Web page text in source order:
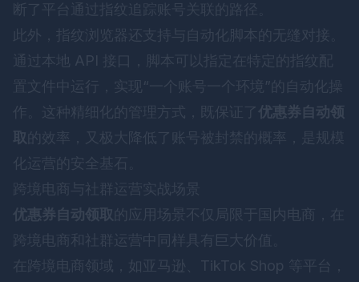
断了平台通过指纹追踪账号关联的路径。
此外，指纹浏览器还支持与自动化脚本的无缝对接。
通过本地 API 接口，脚本可以指定在特定的指纹配
置文件中运行，实现“一个账号一个环境”的自动化操
作。这种精细化的管理方式，既保证了优惠券自动领
取 的效率，又极大降低了账号被封禁的概率，是规模
化运营的安全基石。
跨境电商与社群运营实战场景
优惠券自动领取 的应用场景不仅局限于国内电商，在
跨境电商和社群运营中同样具有巨大价值。
在跨境电商领域，如亚马逊、TikTok Shop 等平台，